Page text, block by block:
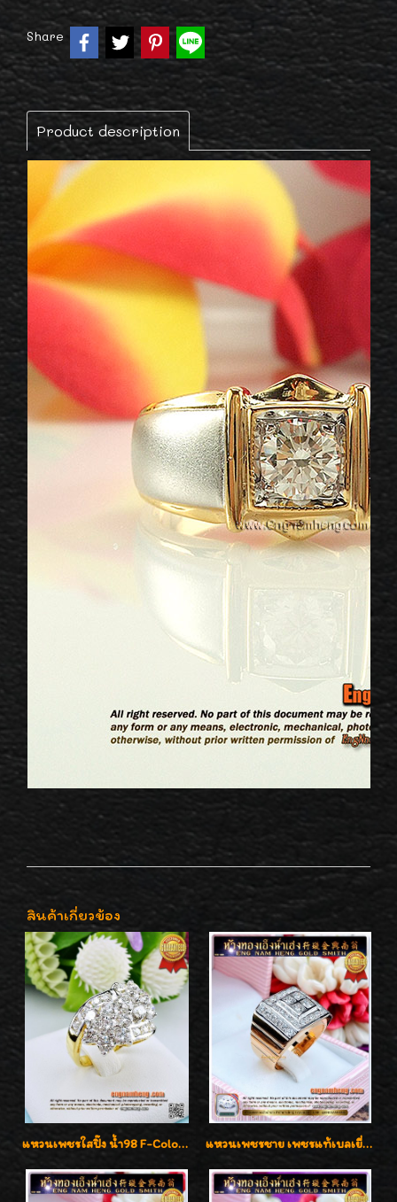
Share
Product description
สินค้าเกี่ยวข้อง
แหวนเพชรใสปิ๊ง น้ำ98 F-Color/VVS1 น้ำหนักเพชรรวม 2.56 กะรัต ใส่เต็มนิ้วเพชรเป็นน้ำเป็นเนื้อสวยมากๆค่ะ แหวนเพชรชาย เพชรแท้เบลเยี่ยมคัท น้ำ100% D-Color/VVS 2.46 กะรัต